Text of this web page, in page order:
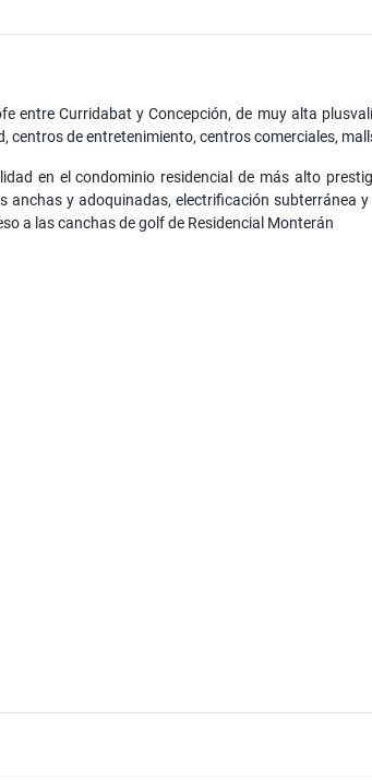
entre Curridabat y Concepción, de muy alta
centros de entretenimiento, centros comerciales,
en el condominio residencial de más alto
y adoquinadas, electrificación subterránea
a las canchas de golf de Residencial Monterán